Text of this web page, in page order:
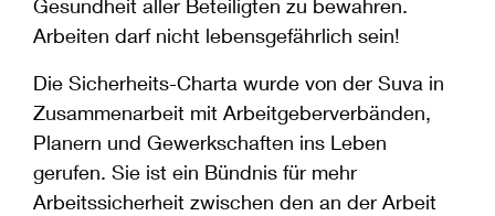
Gesundheit aller Beteiligten zu bewahren.
Arbeiten darf nicht lebensgefährlich sein!
Die Sicherheits-Charta wurde von der Suva in
Zusammenarbeit mit Arbeitgeberverbänden,
Planern und Gewerkschaften ins Leben
gerufen. Sie ist ein Bündnis für mehr
Arbeitssicherheit zwischen den an der Arbeit